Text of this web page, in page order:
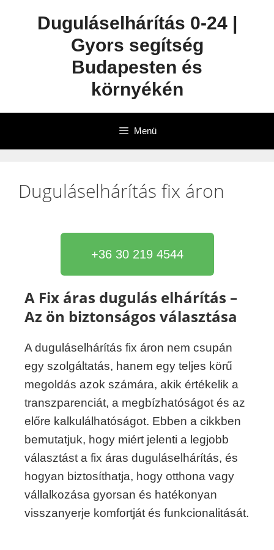
Duguláselhárítás 0-24 |
Gyors segítség
Budapesten és
környékén
Menü
Duguláselhárítás fix áron
+36 30 219 4544
A Fix áras dugulás elhárítás –
Az ön biztonságos választása
A duguláselhárítás fix áron nem csupán
egy szolgáltatás, hanem egy teljes körű
megoldás azok számára, akik értékelik a
transzparenciát, a megbízhatóságot és az
előre kalkulálhatóságot. Ebben a cikkben
bemutatjuk, hogy miért jelenti a legjobb
választást a fix áras duguláselhárítás, és
hogyan biztosíthatja, hogy otthona vagy
vállalkozása gyorsan és hatékonyan
visszanyerje komfortját és funkcionalitását.